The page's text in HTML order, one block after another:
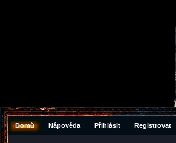
Domů Nápověda Přihlásit Registrovat